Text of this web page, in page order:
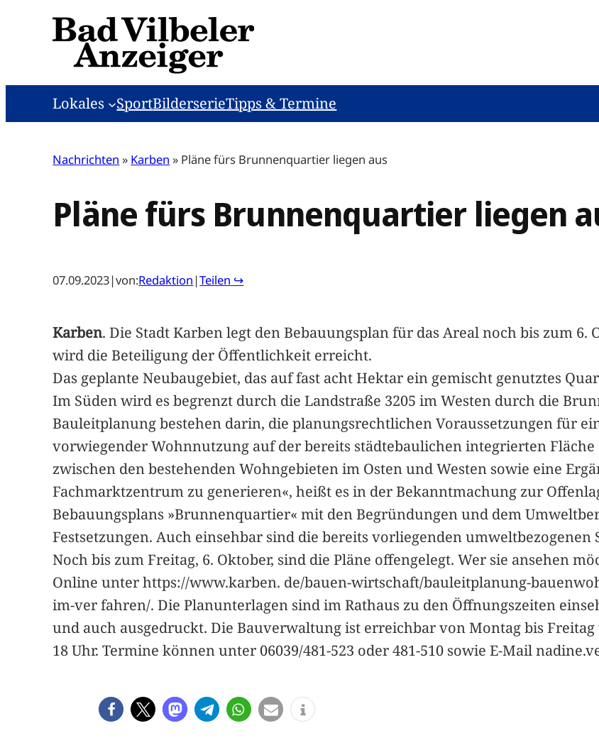
Lokales SportBilderserieTipps & Termine
Nachrichten » Karben » Pläne fürs Brunnenquartier liegen aus
Pläne fürs Brunnenquartier liegen
07.09.2023|von:Redaktion |Teilen ↪
Karben. Die Stadt Karben legt den Bebauungsplan für das Areal noch bis zum
wird die Beteiligung der Öffentlichkeit erreicht.
Das geplante Neubaugebiet, das auf fast acht Hektar ein gemischt genutztes
Im Süden wird es begrenzt durch die Landstraße 3205 im Westen durch die
Bauleitplanung bestehen darin, die planungsrechtlichen Voraussetzungen für
vorwiegender Wohnnutzung auf der bereits städtebaulichen integrierten
zwischen den bestehenden Wohngebieten im Osten und Westen sowie eine
Fachmarktzentrum zu generieren«, heißt es in der Bekanntmachung zur
Bebauungsplans »Brunnenquartier« mit den Begründungen und dem
Festsetzungen. Auch einsehbar sind die bereits vorliegenden
Noch bis zum Freitag, 6. Oktober, sind die Pläne offengelegt. Wer sie ansehen
Online unter https://www.karben. de/bauen-wirtschaft/bauleitplanung-
im-ver fahren/. Die Planunterlagen sind im Rathaus zu den Öffnungszeiten
und auch ausgedruckt. Die Bauverwaltung ist erreichbar von Montag bis
18 Uhr. Termine können unter 06039/481-523 oder 481-510 sowie E-Mail